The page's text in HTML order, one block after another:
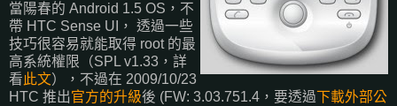
當陽春的 Android 1.5 OS，不
帶 HTC Sense UI， 透過一些
技巧很容易就能取得 root 的最
高系統權限（SPL v1.33，詳
看此文），不過在 2009/10/23
HTC 推出官方的升級後 (FW: 3.03.751.4，要透過下載外部公